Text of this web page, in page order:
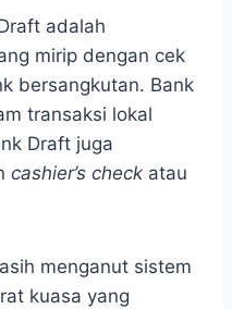
adalah
mirip dengan cek
bersangkutan. Bank
transaksi lokal
Draft juga
cashier’s check atau
menganut sistem
kuasa yang